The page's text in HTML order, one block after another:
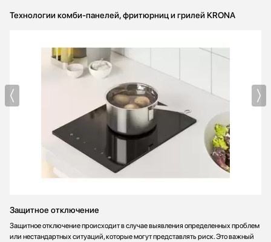
Технологии комби-панелей, фритюрниц и грилей KRONA
Защитное отключение
Защитное отключение происходит в случае выявления определенных проблем
или нестандартных ситуаций, которые могут представлять риск. Это важный